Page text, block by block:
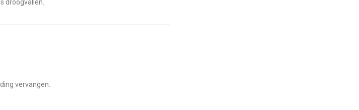
droogvallen.
vervangen.